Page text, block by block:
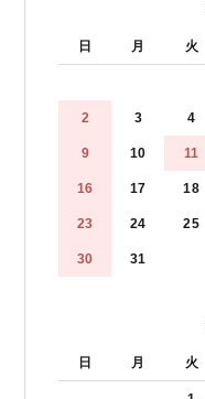
日 月 火
2 3 4
9 10 11
16 17 18
23 24 25
30 31
日 月 火